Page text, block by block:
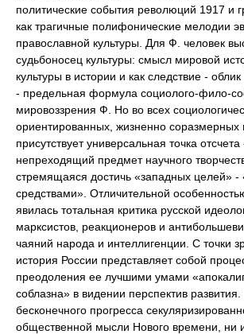
политические события революций 1917 и
как трагичные полифонические мелодии
православной культуры. Для Ф. человек
судьбоносец культуры: смысл мировой
культуры в истории и как следствие -
- предельная формула социолого-фило-
мировоззрения Ф. Но во всех
ориентированных, жизненно соразмерных
присутствует универсальная точка
непреходящий предмет научного
стремящаяся достичь «западных целей» -
средствами». Отличительной
явилась тотальная критика русской
марксистов, реакционеров и
чаяний народа и интеллигенции. С точки
история России представляет собой
преодоления ее лучшими умами
соблазна» в видении перспектив
бесконечного прогресса
общественной мысли Нового времени, ни